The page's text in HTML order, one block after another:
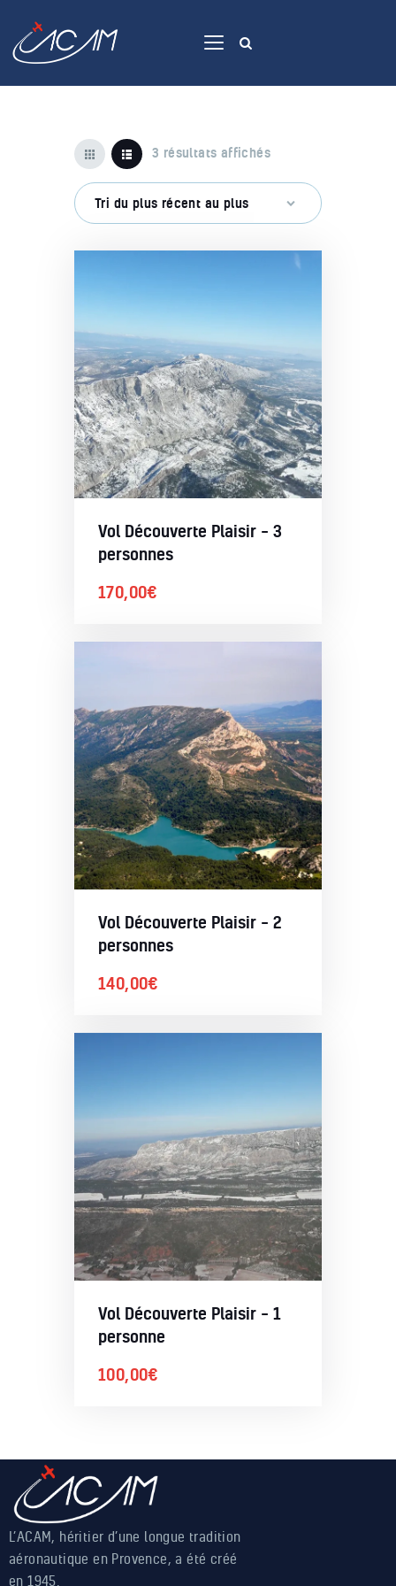
Avions
Apprendre
Voler
3 résultats affichés
Vol Découverte Plaisir – 3
personnes
170,00€
Vol Découverte Plaisir – 2
personnes
140,00€
Vol Découverte Plaisir – 1
personne
100,00€
L’ACAM, héritier d’une longue tradition
aéronautique en Provence, a été créé
en 1945.